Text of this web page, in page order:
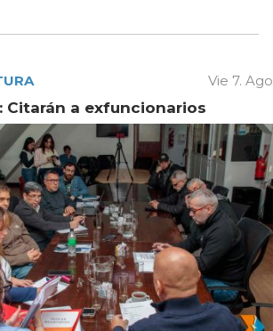
Vie 7. Ago
Citarán a exfuncionarios